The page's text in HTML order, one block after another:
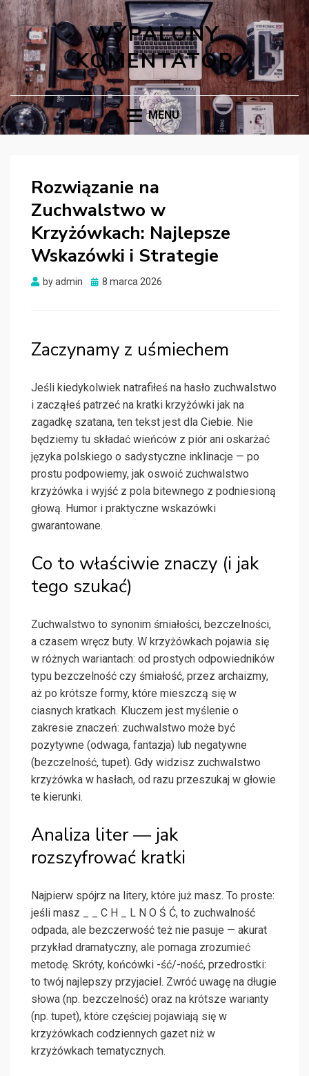
WYPALONY
KOMENTATOR
MENU
Rozwiązanie na
Zuchwalstwo w
Krzyżówkach: Najlepsze
Wskazówki i Strategie
byadmin
Posted
8 marca 2026
Zaczynamy z uśmiechem
Jeśli kiedykolwiek natrafiłeś na hasło zuchwalstwo
i zacząłeś patrzeć na kratki krzyżówki jak na
zagadkę szatana, ten tekst jest dla Ciebie. Nie
będziemy tu składać wieńców z piór ani oskarżać
języka polskiego o sadystyczne inklinacje — po
prostu podpowiemy, jak oswoić zuchwalstwo
krzyżówka i wyjść z pola bitewnego z podniesioną
głową. Humor i praktyczne wskazówki
gwarantowane.
Co to właściwie znaczy (i jak
tego szukać)
Zuchwalstwo to synonim śmiałości, bezczelności,
a czasem wręcz buty. W krzyżówkach pojawia się
w różnych wariantach: od prostych odpowiedników
typu bezczelność czy śmiałość, przez archaizmy,
aż po krótsze formy, które mieszczą się w
ciasnych kratkach. Kluczem jest myślenie o
zakresie znaczeń: zuchwalstwo może być
pozytywne (odwaga, fantazja) lub negatywne
(bezczelność, tupet). Gdy widzisz zuchwalstwo
krzyżówka w hasłach, od razu przeszukaj w głowie
te kierunki.
Analiza liter — jak
rozszyfrować kratki
Najpierw spójrz na litery, które już masz. To proste:
jeśli masz _ _ C H _ L N O Ś Ć, to zuchwalność
odpada, ale bezczerwość też nie pasuje — akurat
przykład dramatyczny, ale pomaga zrozumieć
metodę. Skróty, końcówki -ść/-ność, przedrostki:
to twój najlepszy przyjaciel. Zwróć uwagę na długie
słowa (np. bezczelność) oraz na krótsze warianty
(np. tupet), które częściej pojawiają się w
krzyżówkach codziennych gazet niż w
krzyżówkach tematycznych.